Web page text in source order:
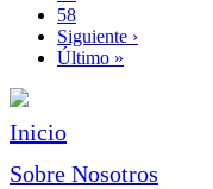
Page
58
Siguiente
página
Siguiente ›
Última
Último »
Inicio
Sobre Nosotros